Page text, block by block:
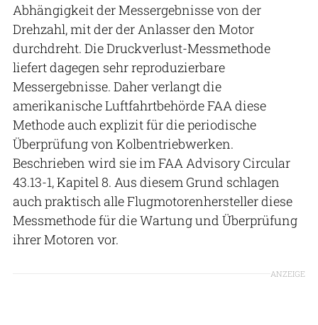
Abhängigkeit der Messergebnisse von der
Drehzahl, mit der der Anlasser den Motor
durchdreht. Die Druckverlust-Messmethode
liefert dagegen sehr reproduzierbare
Messergebnisse. Daher verlangt die
amerikanische Luftfahrtbehörde FAA diese
Methode auch explizit für die periodische
Überprüfung von Kolbentriebwerken.
Beschrieben wird sie im FAA Advisory Circular
43.13-1, Kapitel 8. Aus diesem Grund schlagen
auch praktisch alle Flugmotorenhersteller diese
Messmethode für die Wartung und Überprüfung
ihrer Motoren vor.
ANZEIGE